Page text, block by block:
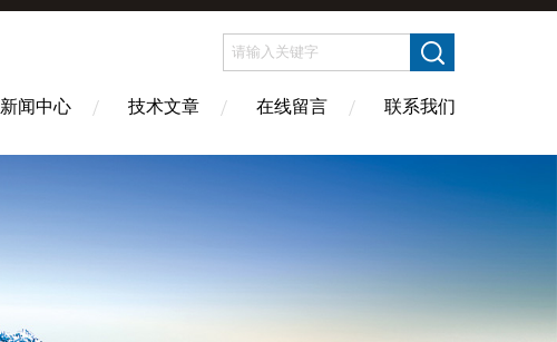
新闻中心 技术文章 在线留言 联系我们